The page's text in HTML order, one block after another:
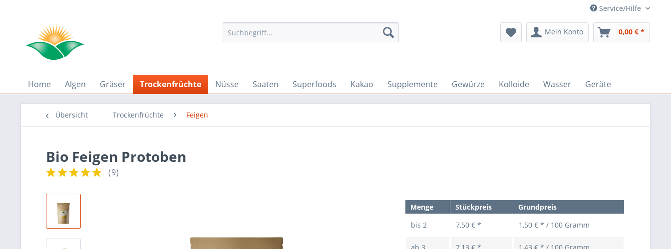
Service/Hilfe
Mein Konto 0,00 € *
Home Algen Gräser Trockenfrüchte Nüsse Saaten Superfoods Kakao Supplemente Gewürze Kolloide Wasser Geräte
Übersicht Trockenfrüchte Feigen
Bio Feigen Protoben
(9)
Menge Stückpreis
Grundpreis
bis2 7,50 € * 1,50 € * / 100 Gramm